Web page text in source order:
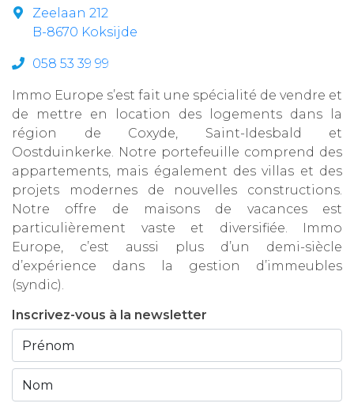
Zeelaan 212
B-8670 Koksijde
058 53 39 99
Immo Europe s’est fait une spécialité de vendre et
de mettre en location des logements dans la
région de Coxyde, Saint-Idesbald et
Oostduinkerke. Notre portefeuille comprend des
appartements, mais également des villas et des
projets modernes de nouvelles constructions.
Notre offre de maisons de vacances est
particulièrement vaste et diversifiée. Immo
Europe, c’est aussi plus d’un demi-siècle
d’expérience dans la gestion d’immeubles
(syndic).
Inscrivez-vous à la newsletter